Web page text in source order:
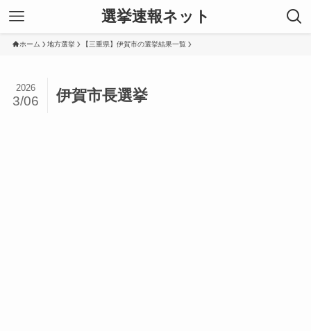
選挙速報ネット
ホーム 地方選挙 【三重県】伊賀市の選挙結果一覧
伊賀市長選挙
2026
3/06